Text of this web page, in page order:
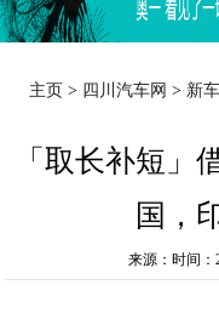
主页 > 四川汽车网 > 新车
「取长补短」
国，
来源：时间：